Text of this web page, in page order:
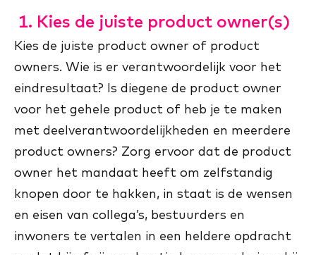
1. Kies de juiste product owner(s)
Kies de juiste product owner of product
owners. Wie is er verantwoordelijk voor het
eindresultaat? Is diegene de product owner
voor het gehele product of heb je te maken
met deelverantwoordelijkheden en meerdere
product owners? Zorg ervoor dat de product
owner het mandaat heeft om zelfstandig
knopen door te hakken, in staat is de wensen
en eisen van collega’s, bestuurders en
inwoners te vertalen in een heldere opdracht